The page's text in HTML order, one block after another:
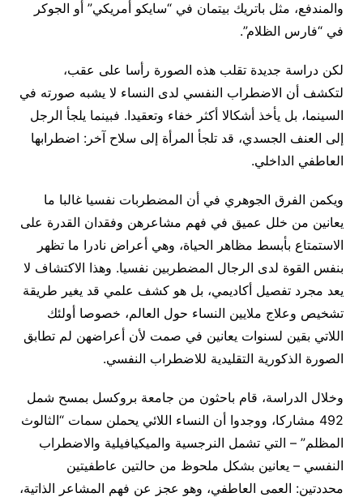
والمندفع، مثل باتريك بيتمان في “سايكو أمريكي” أو الجوكر
في “فارس الظلام”.
لكن دراسة جديدة تقلب هذه الصورة رأسا على عقب،
لتكشف أن الاضطراب النفسي لدى النساء لا يشبه صورته في
السينما، بل يأخذ أشكالا أكثر خفاء وتعقيدا. فبينما يلجأ الرجل
إلى العنف الجسدي، قد تلجأ المرأة إلى سلاح آخر: اضطرابها
العاطفي الداخلي.
ويكمن الفرق الجوهري في أن المضطربات نفسيا غالبا ما
يعانين من خلل عميق في فهم مشاعرهن وفقدان القدرة على
الاستمتاع بأبسط مظاهر الحياة، وهي أعراض نادرا ما تظهر
بنفس القوة لدى الرجال المضطربين نفسيا. وهذا الاكتشاف لا
يعد مجرد تفصيل أكاديمي، بل هو كشف علمي قد يغير طريقة
تشخيص وعلاج ملايين النساء حول العالم، خصوصا أولئك
اللاتي بقين لسنوات يعانين في صمت لأن أعراضهن لم تطابق
الصورة الذكورية التقليدية للاضطراب النفسي.
وخلال الدراسة، قام باحثون من جامعة بروكسل بمسح شمل
492 مشاركا، ووجدوا أن النساء اللائي يحملن سمات “الثالوث
المظلم” – التي تشمل النرجسية والميكيافيلية والاضطراب
النفسي – يعانين بشكل ملحوظ من حالتين عاطفيتين
محددتين: العمى العاطفي، وهو عجز عن فهم المشاعر الذاتية،